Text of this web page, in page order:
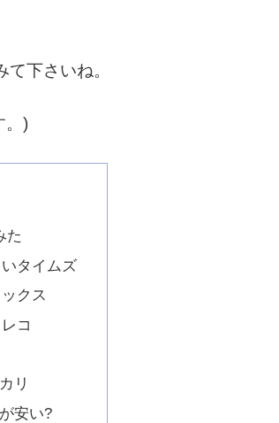
下さいね。
。)
た
タイムズ
クス
コ
リ
安い?